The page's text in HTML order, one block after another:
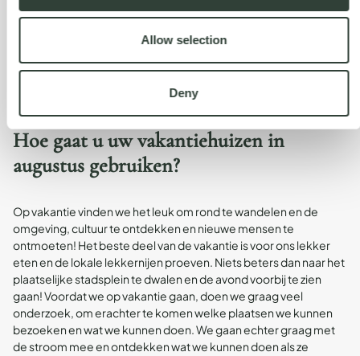
Allow selection
Deny
ook veel vrienden die daar wonen, dus de mogelijkheid om ze
vaak te zien is zo leuk, nu hebben we de flexibiliteit en kunnen we
onze reispatronen niet veel veranderen, we zullen in ieder geval
meer reizen; we gaan vaak naar Spanje, Italië en Frankrijk, met
vrienden die ons hen in Parijs en Chamonix laten bezoeken.
Hoe gaat u uw vakantiehuizen in
augustus gebruiken?
Op vakantie vinden we het leuk om rond te wandelen en de
omgeving, cultuur te ontdekken en nieuwe mensen te
ontmoeten! Het beste deel van de vakantie is voor ons lekker
eten en de lokale lekkernijen proeven. Niets beters dan naar het
plaatselijke stadsplein te dwalen en de avond voorbij te zien
gaan! Voordat we op vakantie gaan, doen we graag veel
onderzoek, om erachter te komen welke plaatsen we kunnen
bezoeken en wat we kunnen doen. We gaan echter graag met
de stroom mee en ontdekken wat we kunnen doen als ze